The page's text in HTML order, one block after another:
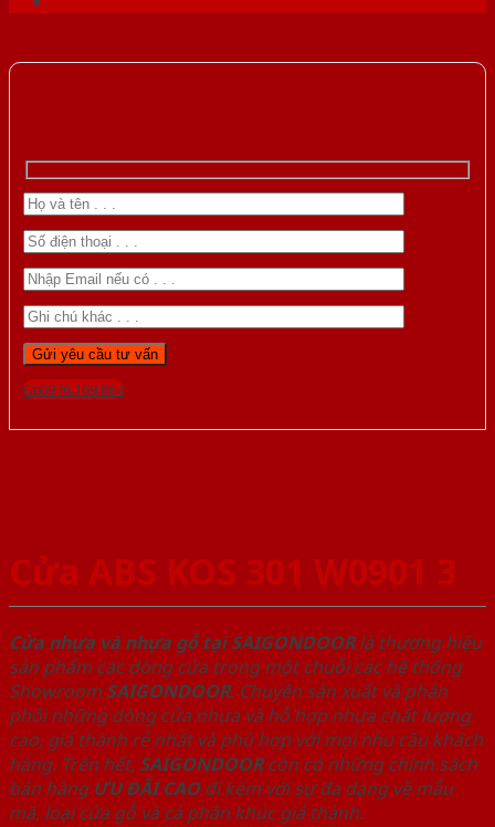
Gọi 0976.169.864
Cửa ABS KOS 301 W0901 3
Cửa nhựa và nhựa gỗ tại SAIGONDOORlà thương hiệu
sản phẩm các dòng cửa trong một chuỗi các hệ thống
Showroom SAIGONDOOR. Chuyên sản xuất và phân
phối những dòng cửa nhựa và hỗ hợp nhựa chất lượng
cao, giá thành rẻ nhất và phù hợp với mọi nhu cầu khách
hàng. Trên hết, SAIGONDOORcòn có những chính sách
bán hàng ƯU ĐÃI CAOđi kèm với sự đa dạng về mẫu
mã, loại cửa gỗ và cả phân khúc giá thành.